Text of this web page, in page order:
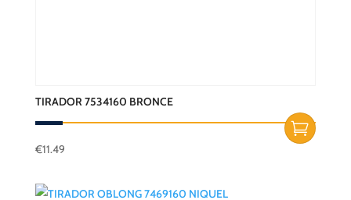
TIRADOR 7534160 BRONCE
€11.49